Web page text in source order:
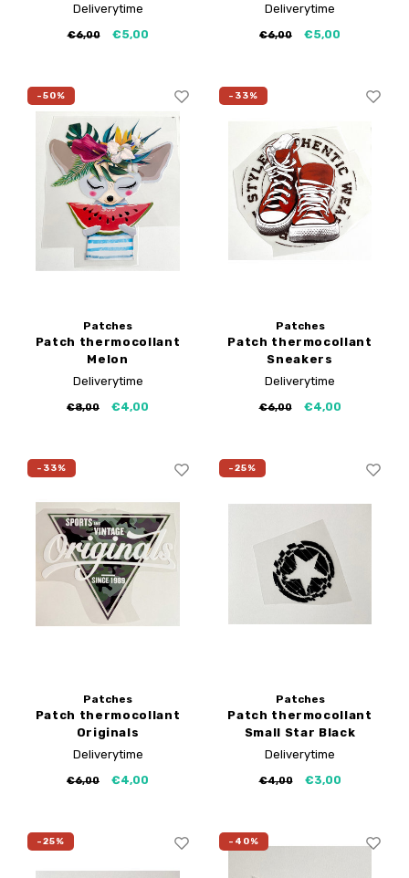
Deliverytime
€6,00 €5,00
Deliverytime
€6,00 €5,00
-50%
Patches
Patch thermocollant
Melon
Deliverytime
€8,00 €4,00
-33%
Patches
Patch thermocollant
Sneakers
Deliverytime
€6,00 €4,00
-33%
Patches
Patch thermocollant
Originals
Deliverytime
€6,00 €4,00
-25%
Patches
Patch thermocollant
Small Star Black
Deliverytime
€4,00 €3,00
-25% -40%